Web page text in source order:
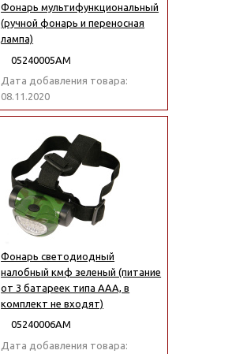
Фонарь мультифункциональный
(ручной фонарь и переносная
лампа)
05240005АМ
Дата добавления товара:
08.11.2020
Фонарь светодиодный
налобный кмф зеленый (питание
от 3 батареек типа ААА, в
комплект не входят)
05240006АМ
Дата добавления товара: